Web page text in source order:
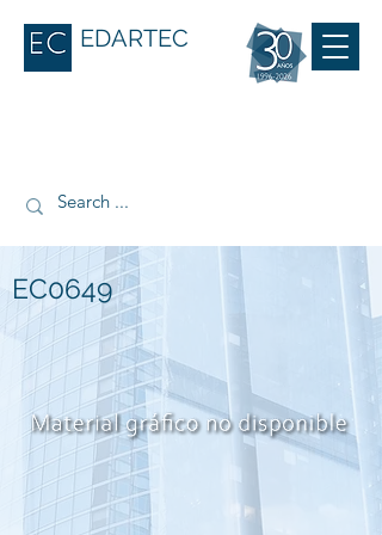
EDARTEC
EC0649